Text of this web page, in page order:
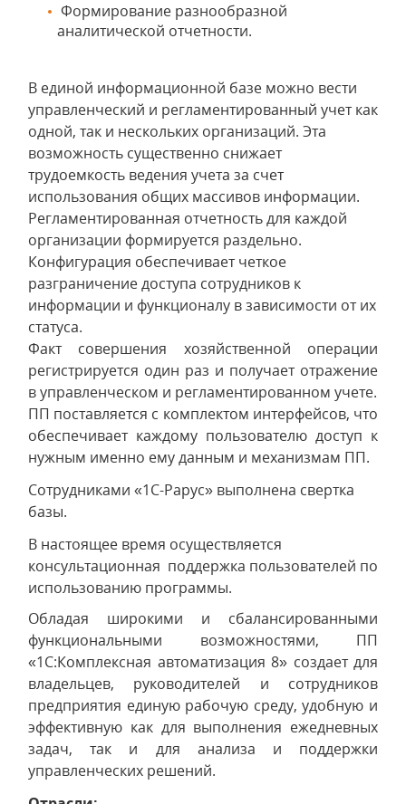
Формирование разнообразной
аналитической отчетности.
В единой информационной базе можно вести
управленческий и регламентированный учет как
одной, так и нескольких организаций. Эта
возможность существенно снижает
трудоемкость ведения учета за счет
использования общих массивов информации.
Регламентированная отчетность для каждой
организации формируется раздельно.
Конфигурация обеспечивает четкое
разграничение доступа сотрудников к
информации и функционалу в зависимости от их
статуса.
Факт совершения хозяйственной операции
регистрируется один раз и получает отражение
в управленческом и регламентированном учете.
ПП поставляется с комплектом интерфейсов, что
обеспечивает каждому пользователю доступ к
нужным именно ему данным и механизмам ПП.
Сотрудниками «1С-Рарус» выполнена свертка
базы.
В настоящее время осуществляется
консультационная поддержка пользователей по
использованию программы.
Обладая широкими и сбалансированными
функциональными возможностями, ПП
«1С:Комплексная автоматизация 8» создает для
владельцев, руководителей и сотрудников
предприятия единую рабочую среду, удобную и
эффективную как для выполнения ежедневных
задач, так и для анализа и поддержки
управленческих решений.